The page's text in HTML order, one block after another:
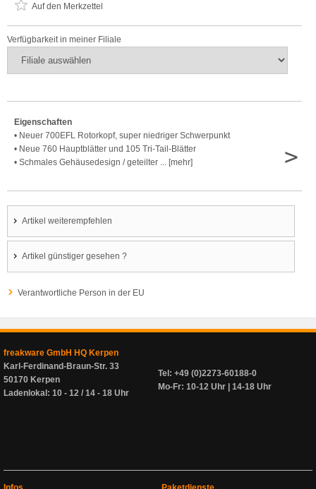
Auf den Merkzettel
Verfügbarkeit in meiner Filiale
Eigenschaften
• Neuer 700EFL Rotorkopf, super niedriger Schwerpunkt
• Neue 760 Hauptblätter und 105 Tri-Tail-Blätter
• Schmales Gehäusedesign / geteilter ... [mehr]
>
Artikel weiterempfehlen
Artikel günstiger gesehen ?
Verantwortliche Person in der EU
freakware GmbH HQ Kerpen
Karl-Ferdinand-Braun-Str. 33
50170 Kerpen
Ladenlokal: 10 - 12 / 14 - 18 Uhr
Tel: +49 (0)2273-60188-0
Mo-Fr: 10-12 Uhr | 14-18 Uhr